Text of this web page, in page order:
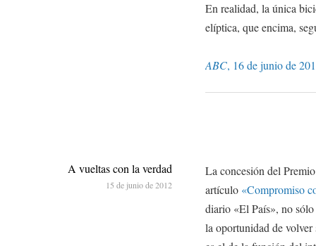
En realidad, la única
elíptica, que encima,
ABC, 16 de junio de
La concesión del
artículo «Compromiso
diario «El País», no
la oportunidad de
A vueltas con la verdad
15 de junio de 2012